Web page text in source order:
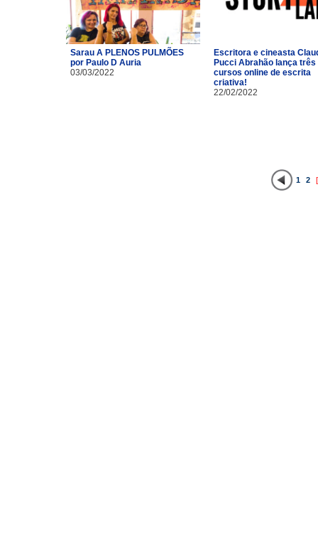
Sarau A PLENOS PULMÕES
por Paulo D Auria
03/03/2022
Escritora e cineasta
Pucci Abrahão lança três
cursos online de escrita
criativa!
22/02/2022
1 2